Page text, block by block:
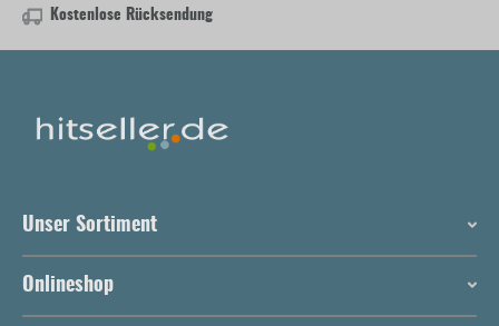
Kostenlose Rücksendung
Unser Sortiment
Onlineshop